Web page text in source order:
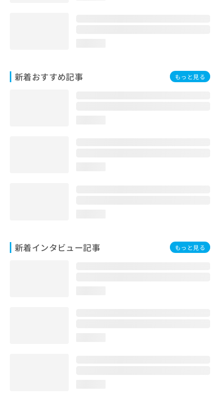
新着おすすめ記事 もっと見る
新着インタビュー記事 もっと見る